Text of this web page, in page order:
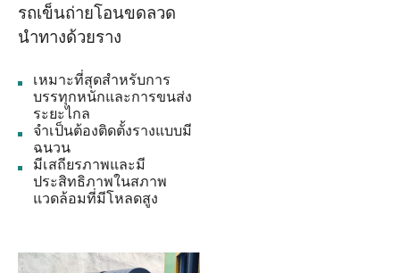
รถเข็นถ่ายโอนขดลวด
นำทางด้วยราง
เหมาะที่สุดสำหรับการ
บรรทุกหนักและการขนส่ง
ระยะไกล
จำเป็นต้องติดตั้งรางแบบมี
ฉนวน
มีเสถียรภาพและมี
ประสิทธิภาพในสภาพ
แวดล้อมที่มีโหลดสูง